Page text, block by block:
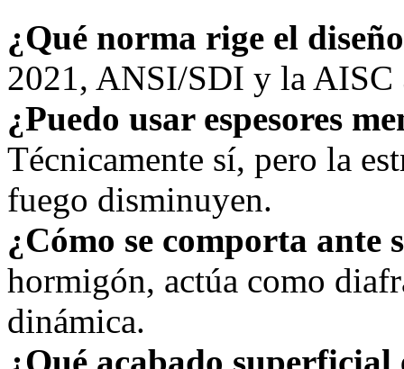
¿Qué norma rige el
2021, ANSI/SDI y la AISC
¿Puedo usar espesores
Técnicamente sí, pero la
fuego disminuyen.
¿Cómo se comporta ante
hormigón, actúa como
dinámica.